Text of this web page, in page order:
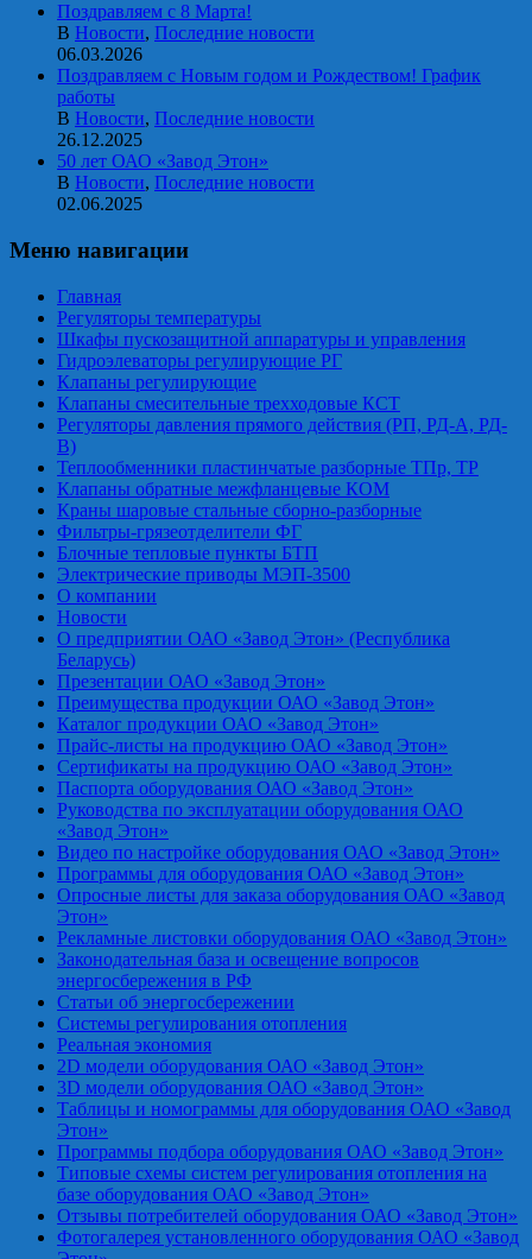
Поздравляем с 8 Марта!
В Новости, Последние новости
06.03.2026
Поздравляем с Новым годом и Рождеством! График
работы
В Новости, Последние новости
26.12.2025
50 лет ОАО «Завод Этон»
В Новости, Последние новости
02.06.2025
Меню навигации
Главная
Регуляторы температуры
Шкафы пускозащитной аппаратуры и управления
Гидроэлеваторы регулирующие РГ
Клапаны регулирующие
Клапаны смесительные трехходовые КСТ
Регуляторы давления прямого действия (РП, РД-А, РД-
В)
Теплообменники пластинчатые разборные ТПр, ТР
Клапаны обратные межфланцевые КОМ
Краны шаровые стальные сборно-разборные
Фильтры-грязеотделители ФГ
Блочные тепловые пункты БТП
Электрические приводы МЭП-3500
О компании
Новости
О предприятии ОАО «Завод Этон» (Республика
Беларусь)
Презентации ОАО «Завод Этон»
Преимущества продукции ОАО «Завод Этон»
Каталог продукции ОАО «Завод Этон»
Прайс-листы на продукцию ОАО «Завод Этон»
Сертификаты на продукцию ОАО «Завод Этон»
Паспорта оборудования ОАО «Завод Этон»
Руководства по эксплуатации оборудования ОАО
«Завод Этон»
Видео по настройке оборудования ОАО «Завод Этон»
Программы для оборудования ОАО «Завод Этон»
Опросные листы для заказа оборудования ОАО «Завод
Этон»
Рекламные листовки оборудования ОАО «Завод Этон»
Законодательная база и освещение вопросов
энергосбережения в РФ
Статьи об энергосбережении
Системы регулирования отопления
Реальная экономия
2D модели оборудования ОАО «Завод Этон»
3D модели оборудования ОАО «Завод Этон»
Таблицы и номограммы для оборудования ОАО «Завод
Этон»
Программы подбора оборудования ОАО «Завод Этон»
Типовые схемы систем регулирования отопления на
базе оборудования ОАО «Завод Этон»
Отзывы потребителей оборудования ОАО «Завод Этон»
Фотогалерея установленного оборудования ОАО «Завод